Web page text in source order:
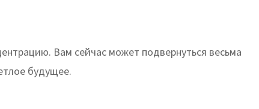
Вам сейчас может подвернуться весьма
будущее.